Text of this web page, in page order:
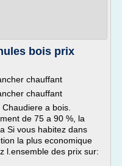
bois prix
chauffant
chauffant
a bois.
de 75 a 90 %, la
Si vous habitez dans
la plus economique
l.ensemble des prix sur: